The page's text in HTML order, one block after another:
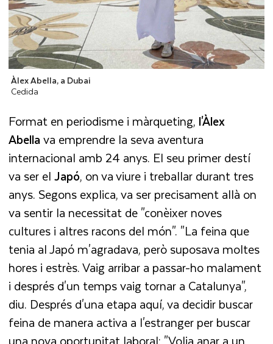
Àlex Abella, a Dubai
Cedida
Format en periodisme i màrqueting, l'Àlex
Abellava emprendre la seva aventura
internacional amb 24 anys. El seu primer destí
va ser elJapó, on va viure i treballar durant tres
anys. Segons explica, va ser precisament allà on
va sentir la necessitat de "conèixer noves
cultures i altres racons del món". "La feina que
tenia al Japó m'agradava, però suposava moltes
hores i estrès. Vaig arribar a passar-ho malament
i després d'un temps vaig tornar a Catalunya",
diu. Després d'una etapa aquí, va decidir buscar
feina de manera activa a l'estranger per buscar